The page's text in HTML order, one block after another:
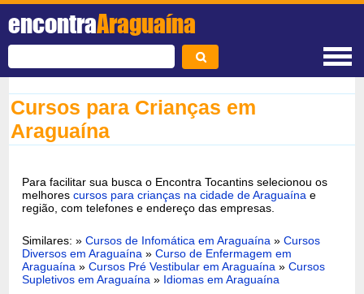
encontraAraguaína
Cursos para Crianças em
Araguaína
Para facilitar sua busca o Encontra Tocantins selecionou os
melhorescursos para crianças na cidade de Araguaína e
região, com telefones e endereço das empresas.
Similares: »Cursos de Infomática em Araguaína »Cursos
Diversos em Araguaína »Curso de Enfermagem em
Araguaína »Cursos Pré Vestibular em Araguaína »Cursos
Supletivos em Araguaína » Idiomas em Araguaína